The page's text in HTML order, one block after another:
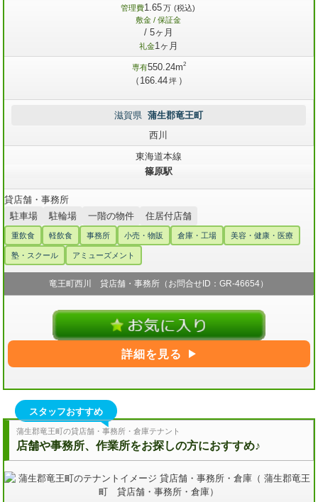
管理費1.65万 (税込)
敷金 / 保証金
/ 5ヶ月
礼金1ヶ月
専有550.24m2
（166.44坪 ）
滋賀県 蒲生郡竜王町
西川
東海道本線
篠原駅
貸店舗・事務所
駐車場
駐輪場 一階の物件 住居付店舗
重飲食 軽飲食 事務所 小売・物販 倉庫・工場 美容・健康・医療
塾・スクール アミューズメント
竜王町西川 貸店舗・事務所（お問合せID：GR-46654）
詳細を見る
スタッフおすすめ
蒲生郡竜王町の貸店舗・事務所・倉庫テナント
店舗や事務所、作業所をお探しの方におすすめ♪